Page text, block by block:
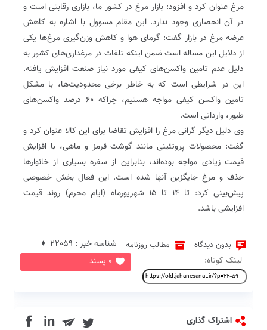
مرغ عنوان کرد و افزود: بازار مرغ در کشور ما، بازاری رقابتی است و
در آن انحصاری وجود ندارد. این مقام مسوول با اشاره به کاهش
عرضه مرغ در بازار‌ گفت: گرمای هوا و کاهش وزن‌گیری مرغ‌ها یکی
از دلایل این مساله است ضمن اینکه تلفات در مرغداری‌های کشور به
دلیل عدم تامین واکسن‌های کیفی مورد نیاز صنعت افزایش یافته.
این در شرایطی است که به خاطر برخی محدودیت‌ها، با مشکل
تامین واکسن کیفی مواجه هستیم، چراکه ۶۰ درصد واکسن‌های
طیور، وارداتی است.
وی دلیل دیگر گرانی مرغ را‌ افزایش تقاضا برای این کالا عنوان کرد و
گفت: محصولات پروتئینی مانند گوشت قرمز و ماهی، با افزایش
قیمت زیادی مواجه بوده‌اند، بنابراین از سفره بسیاری از خانوارها
حذف و مرغ جایگزین آنها شده است. این فعال بخش خصوصی
پیش‌بینی کرد: تا ۱۴ تا ۱۵ شهریورماه (ایام محرم) روند قیمت
افزایشی باشد.
بدون دیدگاه مطالب روزنامه
0 پسند
شناسه خبر : 22059 ♦
لینک کوتاه:
اشتراک گذاری in